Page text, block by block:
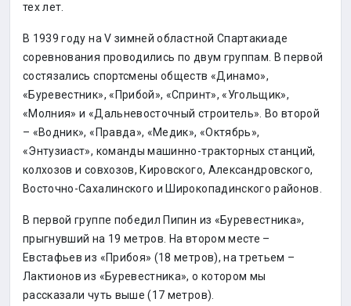
тех лет.
В 1939 году на V зимней областной Спартакиаде
соревнования проводились по двум группам. В первой
состязались спортсмены обществ «Динамо»,
«Буревестник», «Прибой», «Спринт», «Угольщик»,
«Молния» и «Дальневосточный строитель». Во второй
– «Водник», «Правда», «Медик», «Октябрь»,
«Энтузиаст», команды машинно-тракторных станций,
колхозов и совхозов, Кировского, Александровского,
Восточно-Сахалинского и Широкопадинского районов.
В первой группе победил Пипин из «Буревестника»,
прыгнувший на 19 метров. На втором месте –
Евстафьев из «Прибоя» (18 метров), на третьем –
Лактионов из «Буревестника», о котором мы
рассказали чуть выше (17 метров).